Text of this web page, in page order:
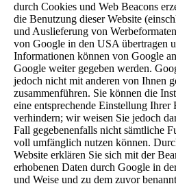
durch Cookies und Web Beacons
die Benutzung dieser Website
und Auslieferung von
von Google in den USA übertragen
Informationen können von Google
Google weiter gegeben werden.
jedoch nicht mit anderen von Ihnen
zusammenführen. Sie können die
eine entsprechende Einstellung
verhindern; wir weisen Sie jedoch
Fall gegebenenfalls nicht sämtliche
voll umfänglich nutzen können.
Website erklären Sie sich mit der
erhobenen Daten durch Google in
und Weise und zu dem zuvor